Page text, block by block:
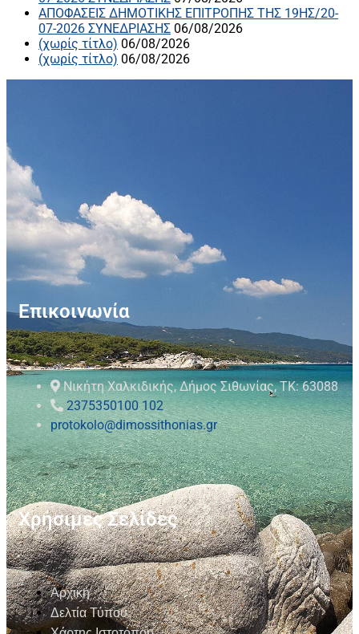
ΑΠΟΦΑΣΕΙΣ ΔΗΜΟΤΙΚΗΣ ΕΠΙΤΡΟΠΗΣ ΤΗΣ 19ΗΣ/20-
07-2026 ΣΥΝΕΔΡΙΑΣΗΣ 06/08/2026
(χωρίς τίτλο) 06/08/2026
(χωρίς τίτλο) 06/08/2026
Επικοινωνία
Νικήτη Χαλκιδικής, Δήμος Σιθωνίας, ΤΚ: 63088
2375350100 102
protokolo@dimossithonias.gr
Χρήσιμες Σελίδες
Αρχική
Δελτία Τύπου